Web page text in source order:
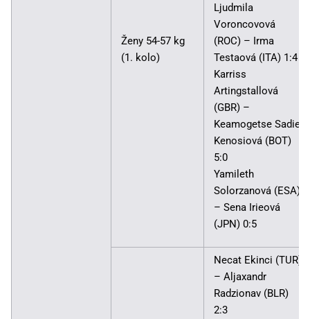
Ženy 54-57 kg
(1. kolo)
Ljudmila
Voroncovová
(ROC) – Irma
Testaová (ITA) 1:4
Karriss
Artingstallová
(GBR) –
Keamogetse Sadie
Kenosiová (BOT)
5:0
Yamileth
Solorzanová (ESA)
– Sena Irieová
(JPN) 0:5
Necat Ekinci (TUR)
– Aljaxandr
Radzionav (BLR)
2:3